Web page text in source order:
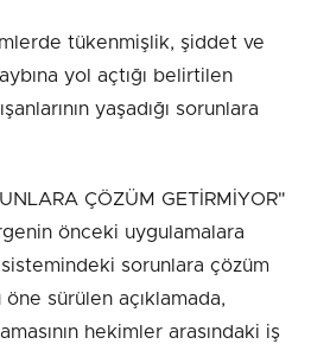
tükenmişlik, şiddet ve
yol açtığı belirtilen
yaşadığı sorunlara
ÇÖZÜM GETİRMİYOR"
önceki uygulamalara
sorunlara çözüm
sürülen açıklamada,
hekimler arasındaki iş